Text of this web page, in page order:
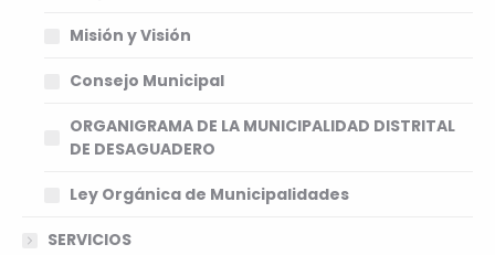
Misión y Visión
Consejo Municipal
ORGANIGRAMA DE LA MUNICIPALIDAD DISTRITAL
DE DESAGUADERO
Ley Orgánica de Municipalidades
SERVICIOS